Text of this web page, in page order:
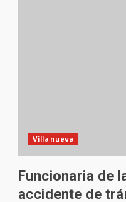
Villanueva
Funcionaria de
accidente de